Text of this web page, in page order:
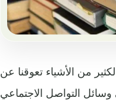
من الأشياء تعوقنا عن
التواصل الاجتماعي